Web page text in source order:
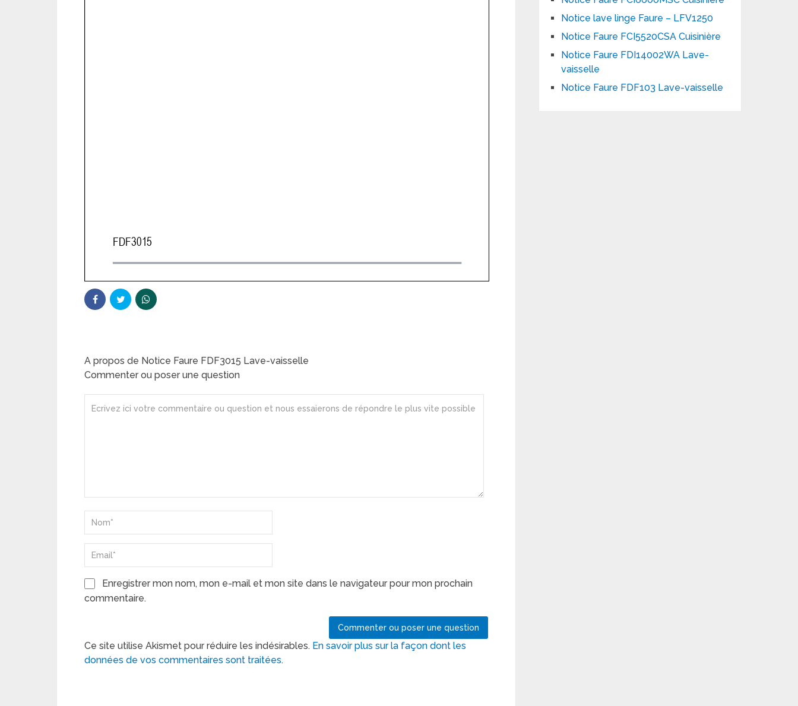
A propos de Notice Faure FDF3015 Lave-vaisselle
Commenter ou poser une question
Enregistrer mon nom, mon e-mail et mon site dans le navigateur pour mon prochain
commentaire.
Ce site utilise Akismet pour réduire les indésirables. En savoir plus sur la façon dont les
données de vos commentaires sont traitées.
Notice lave linge Faure – LFV1250
Notice Faure FCI5520CSA Cuisinière
Notice Faure FDI14002WA Lave-
vaisselle
Notice Faure FDF103 Lave-vaisselle